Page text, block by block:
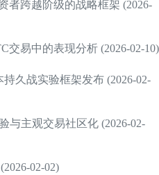
者跨越阶级的战略框架 (2026-
交易中的表现分析 (2026-02-10)
持久战实验框架发布 (2026-02-
与主观交易社区化 (2026-02-
02-02)